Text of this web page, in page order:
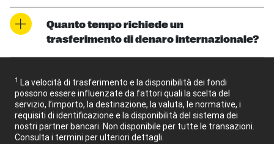
Quanto tempo richiede un
trasferimento di denaro internazionale?
1 La velocità di trasferimento e la disponibilità dei fondi
possono essere influenzate da fattori quali la scelta del
servizio, l’importo, la destinazione, la valuta, le normative, i
requisiti di identificazione e la disponibilità del sistema dei
nostri partner bancari. Non disponibile per tutte le transazioni.
Consulta i termini per ulteriori dettagli.